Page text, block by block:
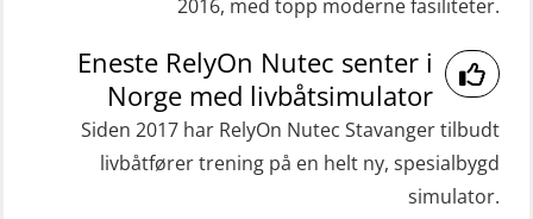
GWO: BST Refresher – Onshore
(Blended: e-learning practical)
(RBSBLE009)
Gass kurs H2S (OSP105)
Grunnleggende sikkerhetskurs –
Oppdatering medisinsk behandling 8
t (MFA107)
ROC sertifikat grunnleggende
2016, med topp moderne fasiliteter.
Eneste RelyOn Nutec senter i
Norge med livbåtsimulator
Siden 2017 har RelyOn Nutec Stavanger tilbudt
livbåtfører trening på en helt ny, spesialbygd
simulator.